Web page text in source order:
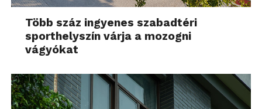
Több száz ingyenes szabadtéri
sporthelyszín várja a mozogni
vágyókat